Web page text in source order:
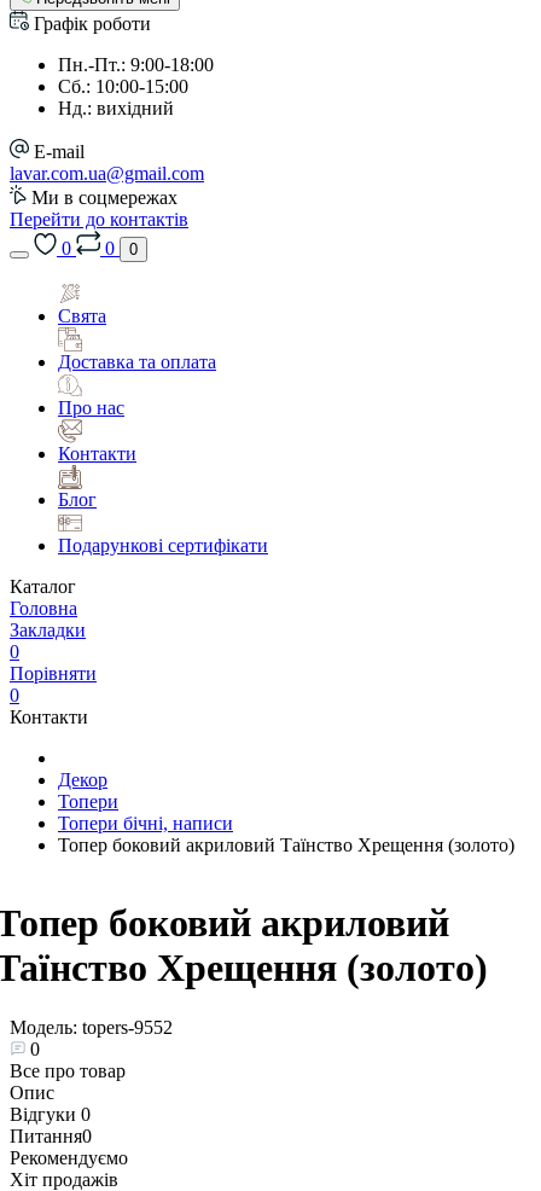
Графік роботи
Пн.-Пт.: 9:00-18:00
Сб.: 10:00-15:00
Нд.: вихідний
E-mail
lavar.com.ua@gmail.com
Ми в соцмережах
Перейти до контактів
0
0 0
Свята
Доставка та оплата
Про нас
Контакти
Блог
Подарункові сертифікати
Каталог
Головна
Закладки
0
Порівняти
0
Контакти
Декор
Топери
Топери бічні, написи
Топер боковий акриловий Таїнство Хрещення (золото)
боковий акриловий
Хрещення (золото)
Модель: topers-9552
0
Все про товар
Опис
Відгуки 0
Питання0
Рекомендуємо
Хіт продажів